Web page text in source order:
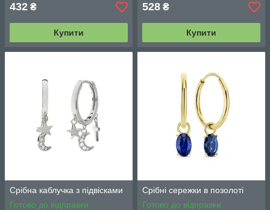
432 ₴
Купити
528 ₴
Купити
Срібна каблучка з підвісками
Готово до відправки
Срібні сережки в позолоті
Готово до відправки